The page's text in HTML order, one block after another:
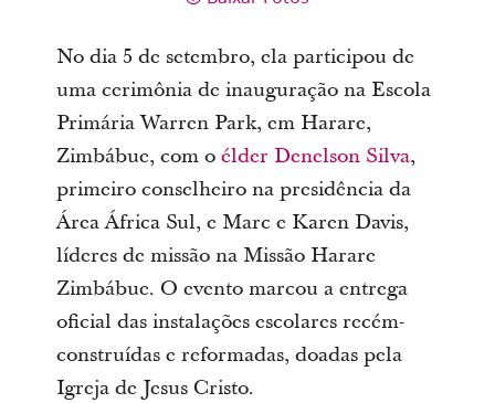
No dia 5 de setembro, ela participou de
uma cerimônia de inauguração na Escola
Primária Warren Park, em Harare,
Zimbábue, com o élder Denelson Silva,
primeiro conselheiro na presidência da
Área África Sul, e Marc e Karen Davis,
líderes de missão na Missão Harare
Zimbábue. O evento marcou a entrega
oficial das instalações escolares recém-
construídas e reformadas, doadas pela
Igreja de Jesus Cristo.